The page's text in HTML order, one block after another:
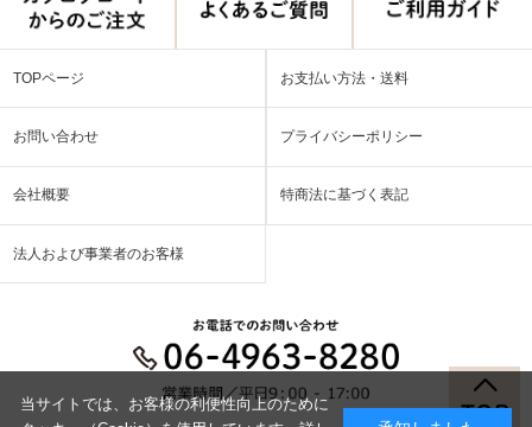
TOPページ お支払い方法・送料
お問い合わせ プライバシーポリシー
会社概要 特商法に基づく表記
法人および事業者のお客様
当サイトでは、お客様の利便性向上のために